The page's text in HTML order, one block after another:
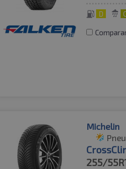
D
Michelin
255/